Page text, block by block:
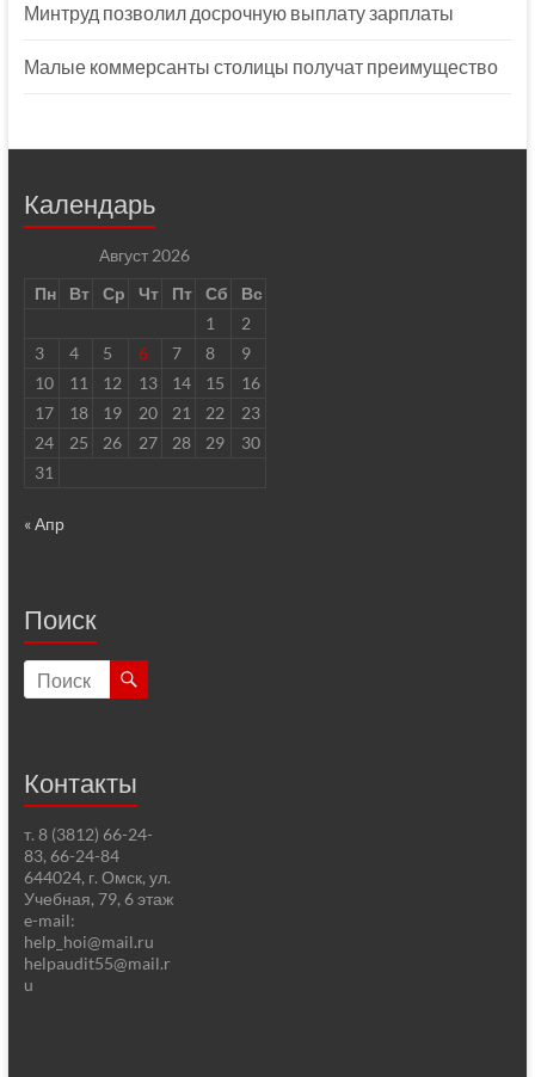
Минтруд позволил досрочную выплату зарплаты
Малые коммерсанты столицы получат преимущество
Календарь
Август 2026
Пн
Вт Ср Чт Пт Сб
Вс
1
2
3
4 5 6 7 8
9
10
11 12 13 14 15
16
17
18 19 20 21 22
23
24
25 26 27 28 29
30
31
« Апр
Поиск
Контакты
т. 8 (3812) 66-24-
83, 66-24-84
644024, г. Омск, ул.
Учебная, 79, 6 этаж
e-mail:
help_hoi@mail.ru
helpaudit55@mail.r
u